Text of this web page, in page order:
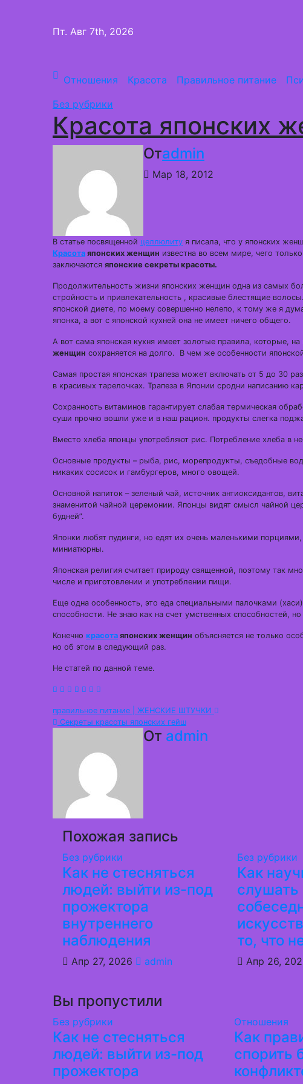
содержимомуПт. Авг 7th, 2026
Отношения Красота Правильное питание
Без рубрики
Красота японских
Отadmin
Мар 18, 2012
В статье посвященной целлюлиту я писала, что у японских
Красота японских женщин известна во всем мире, чего
заключаются японские секреты красоты.
Продолжительность жизни японских женщин одна из самых
стройность и привлекательность , красивые блестящие
японской диете, по моему совершенно нелепо, к тому же я
японка, а вот с японской кухней она не имеет ничего общего.
А вот сама японская кухня имеет золотые правила, которые,
женщин сохраняется на долго. В чем же особенности
Самая простая японская трапеза может включать от 5 до 30
в красивых тарелочках. Трапеза в Японии сродни написанию
Сохранность витаминов гарантирует слабая термическая
суши прочно вошли уже и в наш рацион. продукты слегка
Вместо хлеба японцы употребляют рис. Потребление хлеба в
Основные продукты – рыба, рис, морепродукты, съедобные
никаких сосисок и гамбургеров, много овощей.
Основной напиток – зеленый чай, источник антиоксидантов,
знаменитой чайной церемонии. Японцы видят смысл чайной
будней”.
Японки любят пудинги, но едят их очень маленькими
миниатюрны.
Японская религия считает природу священной, поэтому так
числе и приготовлении и употреблении пищи.
Еще одна особенность, это еда специальными палочками
способности. Не знаю как на счет умственных способностей,
Конечно красота японских женщин объясняется не только
но об этом в следующий раз.
Не статей по данной теме.
Навигация
записям
правильное питание | ЖЕНСКИЕ ШТУЧКИ
Секреты красоты японских гейш
От admin
Похожая запись
Без рубрики
Как не стесняться
людей: выйти из-под
прожектора
внутреннего
наблюдения
Апр 27, 2026 admin
Без рубрики
Как
слушать
то, что
Апр 26,
Вы пропустили
Без рубрики
Как не стесняться
людей: выйти из-под
прожектора
Отношения
Как
спорить